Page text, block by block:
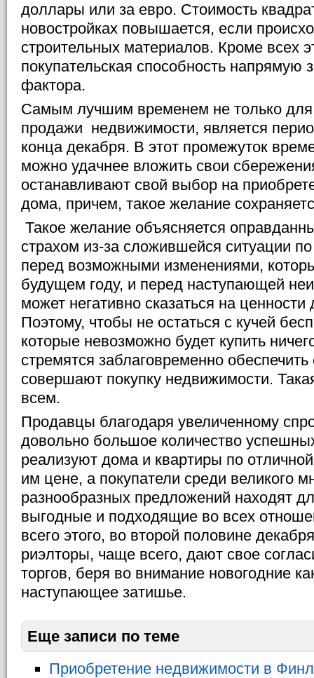
доллары или за евро. Стоимость
новостройках повышается, если
строительных материалов. Кроме всех
покупательская способность напрямую
фактора.
Самым лучшим временем не только для
продажи недвижимости, является
конца декабря. В этот промежуток
можно удачнее вложить свои
останавливают свой выбор на
дома, причем, такое желание
Такое желание объясняется
страхом из-за сложившейся ситуации
перед возможными изменениями,
будущем году, и перед наступающей
может негативно сказаться на
Поэтому, чтобы не остаться с кучей
которые невозможно будет купить
стремятся заблаговременно
совершают покупку недвижимости.
всем.
Продавцы благодаря увеличенному
довольно большое количество
реализуют дома и квартиры по
им цене, а покупатели среди великого
разнообразных предложений находят
выгодные и подходящие во всех
всего этого, во второй половине
риэлторы, чаще всего, дают свое
торгов, беря во внимание новогодние
наступающее затишье.
Еще записи по теме
Приобретение недвижимости в